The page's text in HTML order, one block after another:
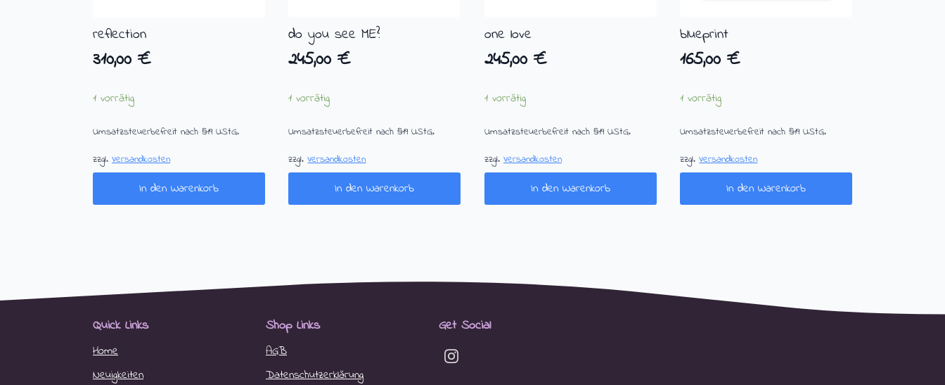
reflection
310,00 €
1 vorrätig
Umsatzsteuerbefreit nach §19 UStG.
zzgl. Versandkosten
In den Warenkorb
do you see ME?
245,00€
1 vorrätig
Umsatzsteuerbefreit nach §19 UStG.
zzgl.Versandkosten
In den Warenkorb
one love
245,00 €
1 vorrätig
Umsatzsteuerbefreit nach §19 UStG.
zzgl. Versandkosten
In den Warenkorb
blueprint
165,00€
1 vorrätig
Umsatzsteuerbefreit nach §19 UStG.
zzgl.Versandkosten
In den Warenkorb
Quick Links
Home
Neuigkeiten
Shop Links
AGB
Datenschutzerklärung
Get Social